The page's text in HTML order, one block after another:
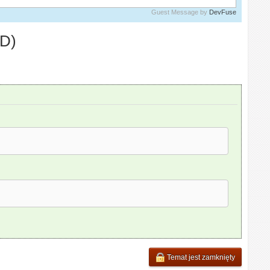
Guest Message by DevFuse
Temat jest zamknięty